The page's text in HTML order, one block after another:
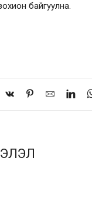
байгуулна.